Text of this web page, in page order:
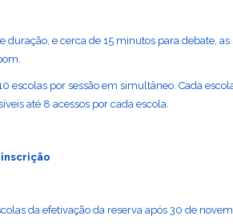
duração, e cerca de 15 minutos para debate,
escolas por sessão em simultâneo. Cada
até 8 acessos por cada escola.
da efetivação da reserva após 30 de